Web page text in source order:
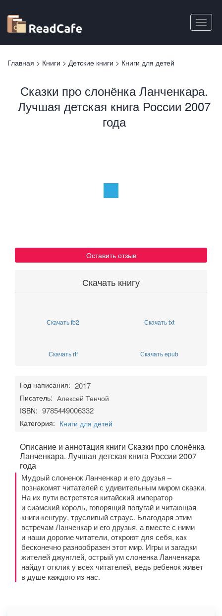
основному
содержанию
Toggle
Вы
Главная > Книги > Детские книги > Книги для детей
Сказки про слонёнка Ланченкара.
Лучшая детская книга России 2007
года
Оставить отзыв
Скачать книгу
Скачать fb2 Скачать txt
Скачать rtf Скачать epub
Год написания: 2017
Писатель: Алексей Тенчой
ISBN: 9785449006332
Категория: Книги для детей
Описание и аннотация книги Сказки про слонёнка
Ланченкара. Лучшая детская книга России 2007
года
Мудрый слоненок Ланченкар и его друзья –
познакомят читателей с удивительным миром сказки.
На их пути встретятся китайский император
и сиамский король, говорящий попугай и читающая
книги кенгуру, трусливый страус. Благодаря этим
встречам Ланченкар и его друзья, а вместе с ними
и наши дорогие читатели, откроют для себя, как
бесконечно разнообразен этот мир. Игры и загадки
жителей джунглей, острый ум слоненка Ланченкара
найдут отклик у всех читателей, ведь ребенок живет
в душе каждого из нас.